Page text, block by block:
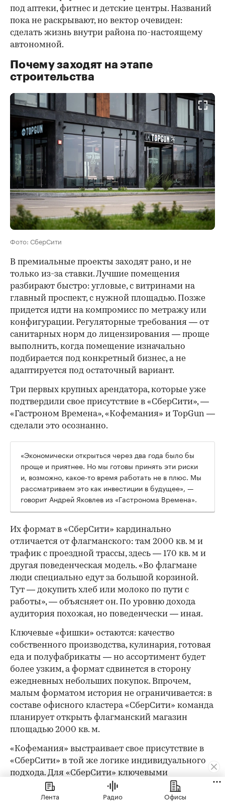
под аптеки, фитнес и детские центры. Названий
пока не раскрывают, но вектор очевиден:
сделать жизнь внутри района по-настоящему
автономной.
Почему заходят на этапе
строительства
Фото: СберСити
В премиальные проекты заходят рано, и не
только из-за ставки. Лучшие помещения
разбирают быстро: угловые, с витринами на
главный проспект, с нужной площадью. Позже
придется идти на компромисс по метражу или
конфигурации. Регуляторные требования — от
санитарных норм до лицензирования — проще
выполнить, когда помещение изначально
подбирается под конкретный бизнес, а не
адаптируется под остаточный вариант.
Три первых крупных арендатора, которые уже
подтвердили свое присутствие в «СберСити», —
«Гастроном Времена», «Кофемания» и TopGun —
сделали это осознанно.
«Экономически открыться через два года было бы
проще и приятнее. Но мы готовы принять эти риски
и, возможно, какое-то время работать не в плюс. Мы
рассматриваем это как инвестиции в будущее», —
говорит Андрей Яковлев из «Гастронома Времена».
Их формат в «СберСити» кардинально
отличается от флагманского: там 2000 кв. м и
трафик с проездной трассы, здесь — 170 кв. м и
другая поведенческая модель. «Во флагмане
люди специально едут за большой корзиной.
Тут — докупить хлеб или молоко по пути с
работы», — объясняет он. По уровню дохода
аудитория похожая, но поведенчески — иная.
Ключевые «фишки» остаются: качество
собственного производства, кулинария, готовая
еда и полуфабрикаты — но ассортимент будет
более узким, а формат сдвинется в сторону
ежедневных небольших покупок. Впрочем,
малым форматом история не ограничивается: в
составе офисного кластера «СберСити» команда
планирует открыть флагманский магазин
площадью 2000 кв. м.
«Кофемания» выстраивает свое присутствие в
«СберСити» в той же логике индивидуального
подхода. Для «СберСити» ключевыми
ориентирами при проектировании стали
технологичность решений, функциональность и
Лента Радио Офисы